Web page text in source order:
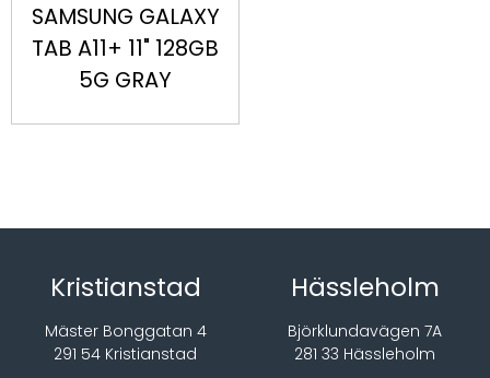
SAMSUNG GALAXY
TAB A11+ 11" 128GB
5G GRAY
Kristianstad
Mäster Bonggatan 4
291 54 Kristianstad
Hässleholm
Björklundavägen 7A
281 33 Hässleholm